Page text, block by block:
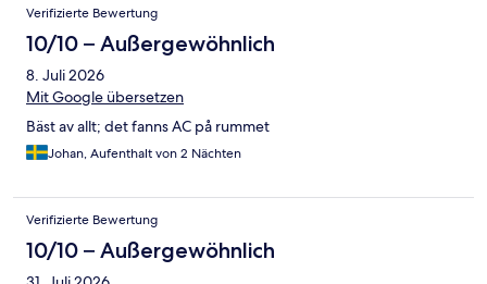
Verifizierte Bewertung
10/10 – Außergewöhnlich
8. Juli 2026
Mit Google übersetzen
Bäst av allt; det fanns AC på rummet
Johan, Aufenthalt von 2 Nächten
Verifizierte Bewertung
10/10 – Außergewöhnlich